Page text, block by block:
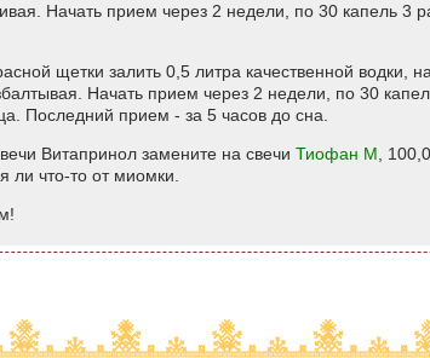
Начать прием через 2 недели, по 30 капель 3
щетки залить 0,5 литра качественной водки,
Начать прием через 2 недели, по 30
Последний прием - за 5 часов до сна.
Витапринол замените на свечи Тиофан М ,
ли что-то от миомки.